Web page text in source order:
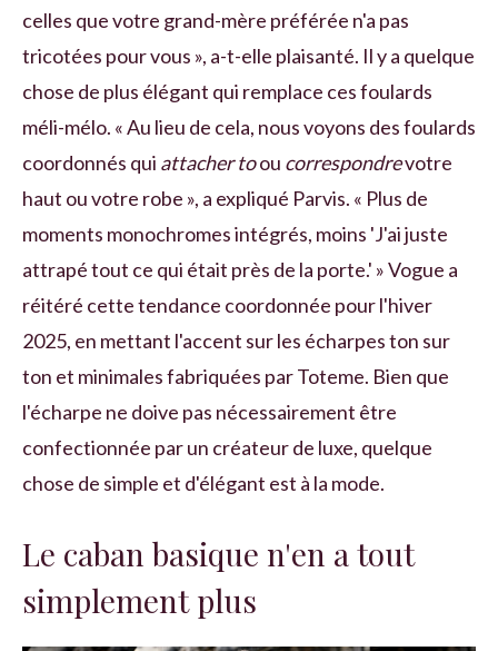
celles que votre grand-mère préférée n'a pas
tricotées pour vous », a-t-elle plaisanté. Il y a quelque
chose de plus élégant qui remplace ces foulards
méli-mélo. « Au lieu de cela, nous voyons des foulards
coordonnés qui attacher toou correspondrevotre
haut ou votre robe », a expliqué Parvis. « Plus de
moments monochromes intégrés, moins 'J'ai juste
attrapé tout ce qui était près de la porte.' » Vogue a
réitéré cette tendance coordonnée pour l'hiver
2025, en mettant l'accent sur les écharpes ton sur
ton et minimales fabriquées par Toteme. Bien que
l'écharpe ne doive pas nécessairement être
confectionnée par un créateur de luxe, quelque
chose de simple et d'élégant est à la mode.
Le caban basique n'en a tout
simplement plus